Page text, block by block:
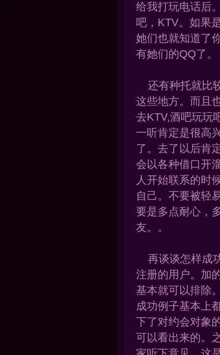
给我打玩电话后
吧，KTV。如果
她们也就知道了
有她们的QQ了。
还有种托就比
这些地方。而且
去KTV,酒吧玩玩
一听肯定是很高
了。去了以后肯
会以各种借口开
人开始联系的时
自己。不要被轻
要是多点耐心，
友。。
再谈谈怎样成
注册的用户。加
基本就可以排除
成功例子基本上
下了对约会对象
可以看出来的。